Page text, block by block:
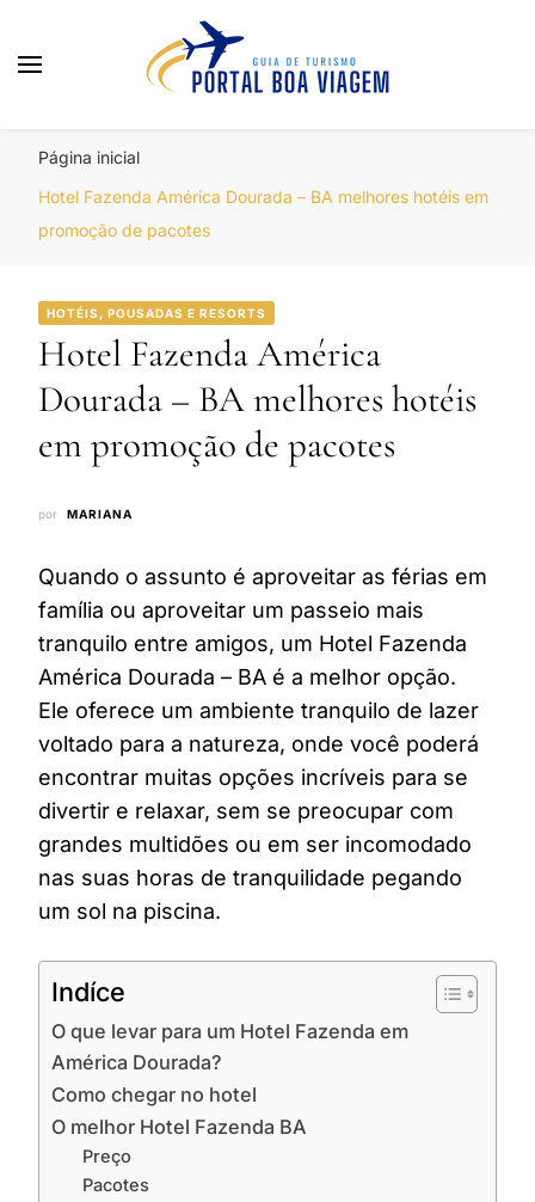
Página inicial
Hotel Fazenda América Dourada – BA melhores hotéis em
promoção de pacotes
HOTÉIS, POUSADAS E RESORTS
Hotel Fazenda América
Dourada – BA melhores hotéis
em promoção de pacotes
por MARIANA
Quando o assunto é aproveitar as férias em
família ou aproveitar um passeio mais
tranquilo entre amigos, um Hotel Fazenda
América Dourada – BA é a melhor opção.
Ele oferece um ambiente tranquilo de lazer
voltado para a natureza, onde você poderá
encontrar muitas opções incríveis para se
divertir e relaxar, sem se preocupar com
grandes multidões ou em ser incomodado
nas suas horas de tranquilidade pegando
um sol na piscina.
Indíce
O que levar para um Hotel Fazenda em
América Dourada?
Como chegar no hotel
O melhor Hotel Fazenda BA
Preço
Pacotes